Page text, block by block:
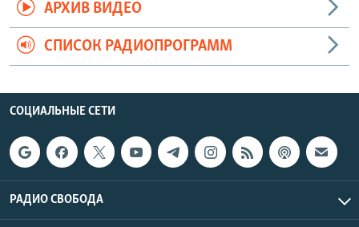
АРХИВ ВИДЕО
СПИСОК РАДИОПРОГРАММ
СОЦИАЛЬНЫЕ СЕТИ
РАДИО СВОБОДА